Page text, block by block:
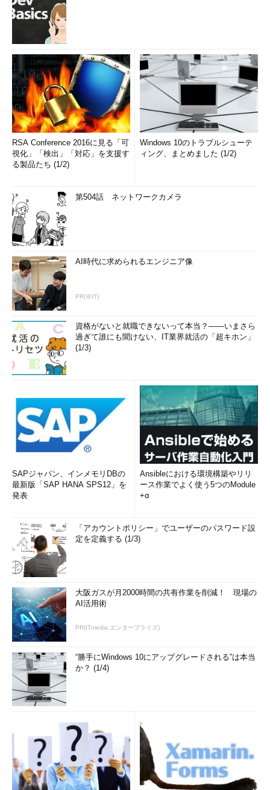
RSA Conference 2016に見る「可
視化」「検出」「対応」を支援す
る製品たち (1/2)
Windows 10のトラブルシューテ
ィング、まとめました (1/2)
第504話 ネットワークカメラ
AI時代に求められるエンジニア像
PR(＠IT)
資格がないと就職できないって本当？――いまさら
過ぎて誰にも聞けない、IT業界就活の「超キホン」
(1/3)
SAPジャパン、インメモリDBの
最新版「SAP HANA SPS12」を
発表
Ansibleにおける環境構築やリリ
ース作業でよく使う5つのModule
+α
「アカウントポリシー」でユーザーのパスワード設
定を定義する (1/3)
大阪ガスが月2000時間の共有作業を削減！ 現場の
AI活用術
PR(ITmedia エンタープライズ)
“勝手にWindows 10にアップグレードされる”は本当
か？ (1/4)